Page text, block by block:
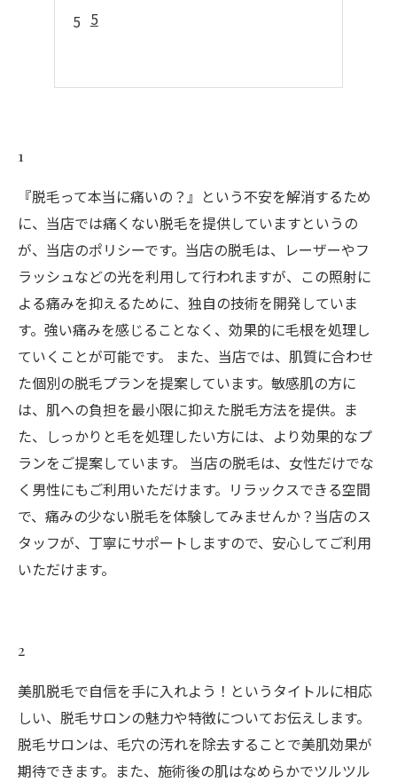
5
1
『脱毛って本当に痛いの？』という不安を解消するため
に、当店では痛くない脱毛を提供していますというの
が、当店のポリシーです。当店の脱毛は、レーザーやフ
ラッシュなどの光を利用して行われますが、この照射に
よる痛みを抑えるために、独自の技術を開発していま
す。強い痛みを感じることなく、効果的に毛根を処理し
ていくことが可能です。 また、当店では、肌質に合わせ
た個別の脱毛プランを提案しています。敏感肌の方に
は、肌への負担を最小限に抑えた脱毛方法を提供。ま
た、しっかりと毛を処理したい方には、より効果的なプ
ランをご提案しています。 当店の脱毛は、女性だけでな
く男性にもご利用いただけます。リラックスできる空間
で、痛みの少ない脱毛を体験してみませんか？当店のス
タッフが、丁寧にサポートしますので、安心してご利用
いただけます。
2
美肌脱毛で自信を手に入れよう！というタイトルに相応
しい、脱毛サロンの魅力や特徴についてお伝えします。
脱毛サロンは、毛穴の汚れを除去することで美肌効果が
期待できます。また、施術後の肌はなめらかでツルツル